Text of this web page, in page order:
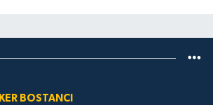
BOSTANCI